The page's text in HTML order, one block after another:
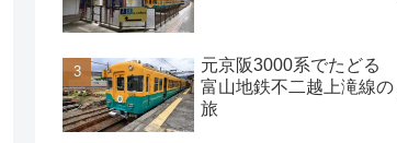
元京阪3000系でたどる
富山地鉄不二越上滝線の
旅